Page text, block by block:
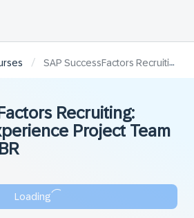
/ SAP SuccessFactors Recruiting: Candidate Experience Project Team Orientation | BR
Recruiting:
Project Team
Loading